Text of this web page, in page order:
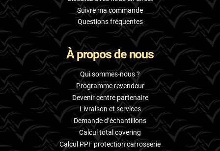
Suivre ma commande
Questions fréquentes
À propos de nous
Qui sommes-nous ?
Programme revendeur
Devenir centre partenaire
Livraison et services
Demande d’échantillons
Calcul total covering
Calcul PPF protection carrosserie